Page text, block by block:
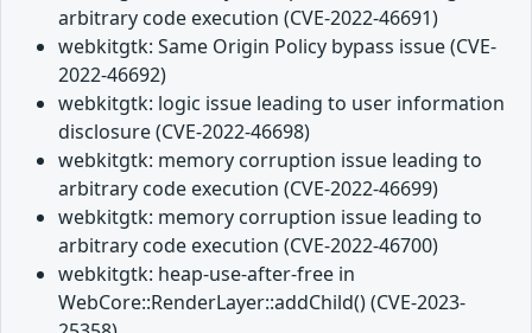
arbitrary code execution (CVE-2022-46691)
webkitgtk: Same Origin Policy bypass issue (CVE-
2022-46692)
webkitgtk: logic issue leading to user information
disclosure (CVE-2022-46698)
webkitgtk: memory corruption issue leading to
arbitrary code execution (CVE-2022-46699)
webkitgtk: memory corruption issue leading to
arbitrary code execution (CVE-2022-46700)
webkitgtk: heap-use-after-free in
WebCore::RenderLayer::addChild() (CVE-2023-